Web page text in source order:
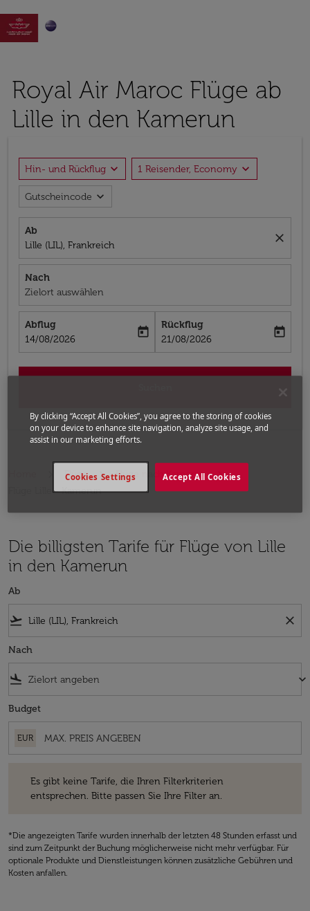

Royal Air Maroc Flüge ab
Lille in den Kamerun
Hin- und Rückflug expand_more 1 Reisender, Economy expand_more
Gutscheincode expand_more
Ab
Lille (LIL), Frankreich
close
Nach
Zielort auswählen
Abflug
fc-booking-departure-date-aria-label
14/08/2026
today
Rückflug
fc-booking-return-date-aria-label
21/08/2026
today
Flüge
Flüge nach Kamerun
Flüge Lille - Kamerun
Die billigsten Tarife für Flüge von Lille
in den Kamerun
Ab
flight_takeoff close
Nach
flight_land keyboard_arrow_down
Budget
EUR
Es gibt keine Tarife, die Ihren Filterkriterien
entsprechen. Bitte passen Sie Ihre Filter an.
*Die angezeigten Tarife wurden innerhalb der letzten 48 Stunden erfasst und
sind zum Zeitpunkt der Buchung möglicherweise nicht mehr verfügbar. Für
optionale Produkte und Dienstleistungen können zusätzliche Gebühren und
Kosten anfallen.
By clicking “Accept All Cookies”, you agree to the storing of cookies
on your device to enhance site navigation, analyze site usage, and
assist in our marketing efforts.
Accept All Cookies
Cookies Settings